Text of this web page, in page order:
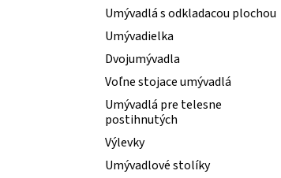
Umývadlá s odkladacou plochou
Umývadielka
Dvojumývadla
Voľne stojace umývadlá
Umývadlá pre telesne
postihnutých
Výlevky
Umývadlové stolíky